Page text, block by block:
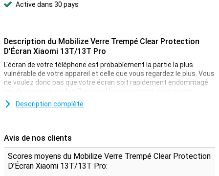
Active dans 30 pays
Description du Mobilize Verre Trempé Clear Protection
D'Écran Xiaomi 13T/13T Pro
L'écran de votre téléphone est probablement la partie la plus
vulnérable de votre appareil et celle que vous regardez le plus. Vous
ne voulez donc pas que votre écran soit rapidement endommagé
par des rayures ou des fissures. Heureusement, vous pouvez
protéger votre écran à l'aide d'un protecteur d'écran.
votre écran.
Couche protectrice qui ne gêne pas
Vous cherchez une protection pour l'écran de votre Xiaomi 13T /
Description complète
Avis de nos clients
Scores moyens du Mobilize Verre Trempé Clear Protection
D'Écran Xiaomi 13T/13T Pro: